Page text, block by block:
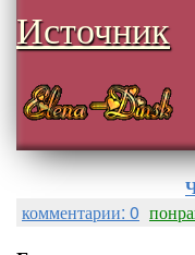
Источник
комментарии: 0